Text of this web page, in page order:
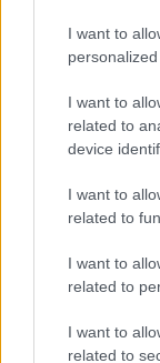
I want to
personalized
I want to
related to
device
I want to
related to
I want to
related to
I want to
related to